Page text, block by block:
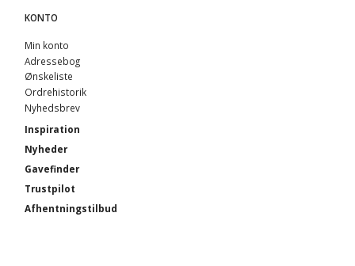
KONTO
Min konto
Adressebog
Ønskeliste
Ordrehistorik
Nyhedsbrev
Inspiration
Nyheder
Gavefinder
Trustpilot
Afhentningstilbud